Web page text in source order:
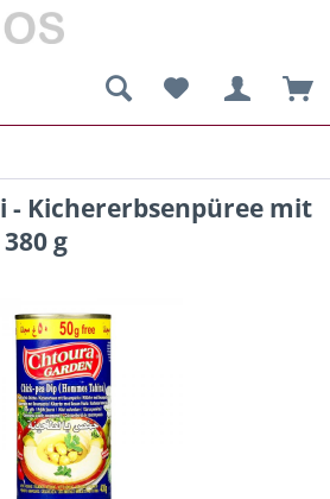
- Kichererbsenpüree mit
g